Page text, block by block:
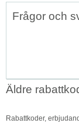
Frågor och
Äldre
Rabattkoder,